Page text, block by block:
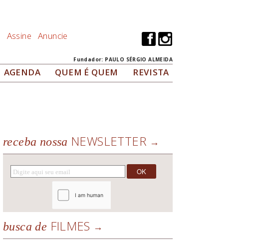
Assine Anuncie
Fundador: PAULO SÉRGIO ALMEIDA
AGENDA QUEM É QUEM REVISTA
receba nossa NEWSLETTER
busca de FILMES